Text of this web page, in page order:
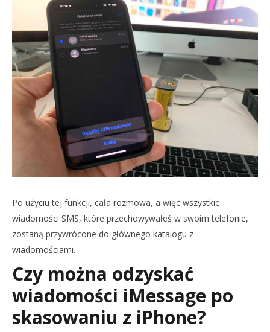
Po użyciu tej funkcji, cała rozmowa, a więc wszystkie
wiadomości SMS, które przechowywałeś w swoim telefonie,
zostaną przywrócone do głównego katalogu z
wiadomościami.
Czy można odzyskać
wiadomości iMessage po
skasowaniu z iPhone?